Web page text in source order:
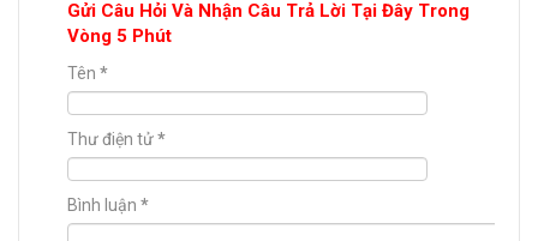
Gửi Câu Hỏi Và Nhận Câu Trả Lời Tại Đây Trong
Vòng 5 Phút
Tên *
Thư điện tử*
Bình luận *